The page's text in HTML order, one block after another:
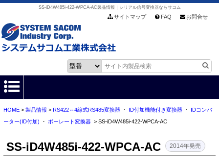
SS-iD4W485i-422-WPCA-AC製品情報｜シリアル信号変換器ならサコム
サイトマップ FAQ お問合せ
HOME
各種ダウンロード
HOME> 製品情報 > RS422⇔4線式RS485変換器・ ID付加機能付き変換器・
IDコンバ
ーター(ID付加) ・ ボーレート変換器> SS-iD4W485i-422-WPCA-AC
SS-iD4W485i-422-WPCA-AC 2014年発売